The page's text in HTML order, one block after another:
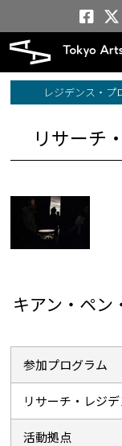
ト
レジデンス・プ
リサーチ
キアン・ペン
参加プログラム
リサーチ・レジ
活動拠点